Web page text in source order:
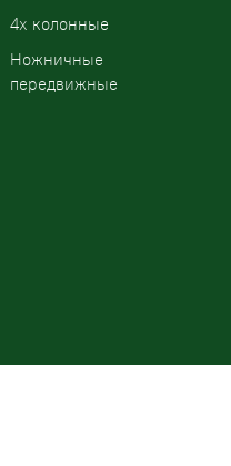
4х колонные
Ножничные
передвижные